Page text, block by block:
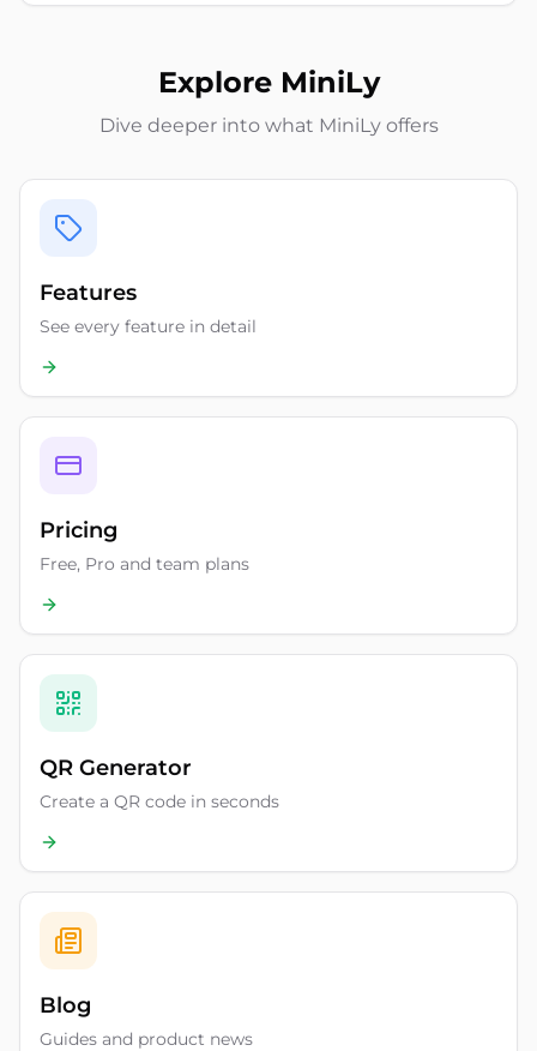
Explore MiniLy
Dive deeper into what MiniLy offers
Features
See every feature in detail
Pricing
Free, Pro and team plans
QR Generator
Create a QR code in seconds
Blog
Guides and product news